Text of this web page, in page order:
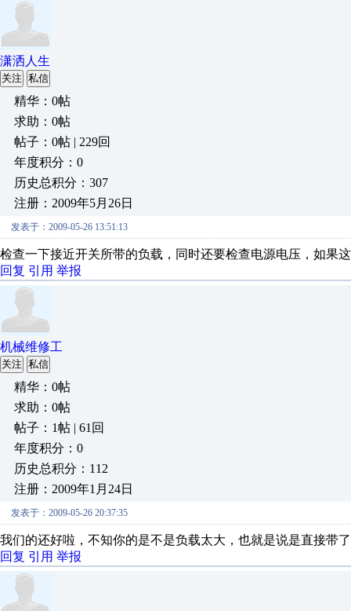
潇洒人生
关注 私信
精华：0帖
求助：0帖
帖子：0帖 | 229回
年度积分：0
历史总积分：307
注册：2009年5月26日
发表于：2009-05-26 13:51:13
检查一下接近开关所带的负载，同时还要检查电源电压，如果
回复 引用 举报
机械维修工
关注 私信
精华：0帖
求助：0帖
帖子：1帖 | 61回
年度积分：0
历史总积分：112
注册：2009年1月24日
发表于：2009-05-26 20:37:35
我们的还好啦，不知你的是不是负载太大，也就是说是直接带
回复 引用 举报